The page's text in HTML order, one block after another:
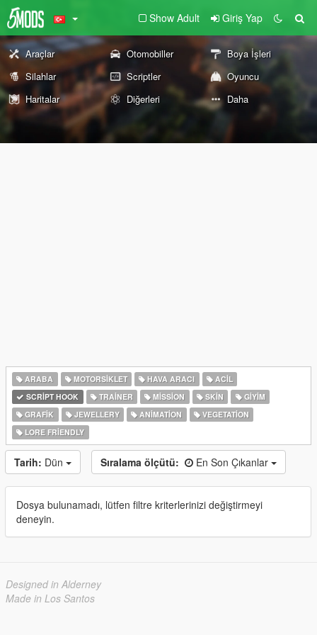
Show Adult Giriş Yap
Araçlar Otomobiller
Boya İşleri
Silahlar
Scriptler
Oyuncu
Haritalar
Diğerleri Daha
ARABA MOTORSIKLET HAVA ARACI
ACIL
SCRIPT HOOK
TRAINER MISSION SKIN
GIYIM
GRAFIK
JEWELLERY ANIMATION
VEGETATION
LORE FRIENDLY
Tarih: Dün Sıralama ölçütü: En Son Çıkanlar
Dosya bulunamadı, lütfen filtre kriterlerinizi değiştirmeyi
deneyin.
Designed in Alderney
Made in Los Santos